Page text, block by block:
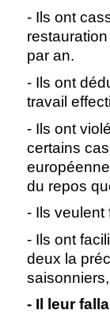
- Ils ont
par an.
- Ils ont
travail
- Ils ont
certains
du repos
- Ils veulent
- Ils ont
deux la
- Il leur